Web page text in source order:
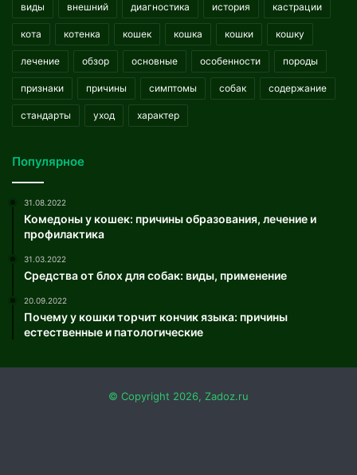
виды внешний диагностика история кастрации
кота котенка кошек кошка кошки кошку
лечение обзор основные особенности породы
признаки причины симптомы собак содержание
стандарты уход характер
Популярное
31.08.2022
Комедоны у кошек: причины образования, лечение и
профилактика
31.03.2022
Средства от блох для собак: виды, применение
20.09.2022
Почему у кошки торчит кончик языка: причины
естественные и патологические
© Copyright 2026, Zadoz.ru